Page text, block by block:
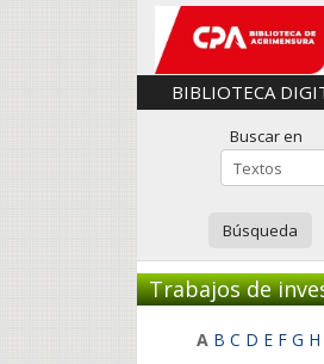
BIBLIOTECA
Buscar en
Búsqueda
Trabajos de
A B C D E F G H